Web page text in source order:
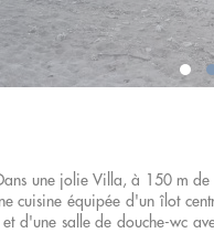
une jolie Villa, à 150 m de
cuisine équipée d'un îlot
d'une salle de douche-wc